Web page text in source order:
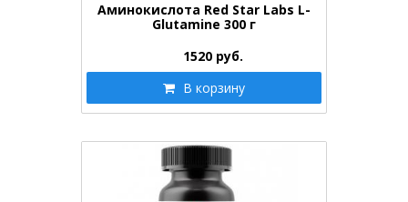
Аминокислота Red Star Labs L-
Glutamine 300 г
1520 руб.
В корзину